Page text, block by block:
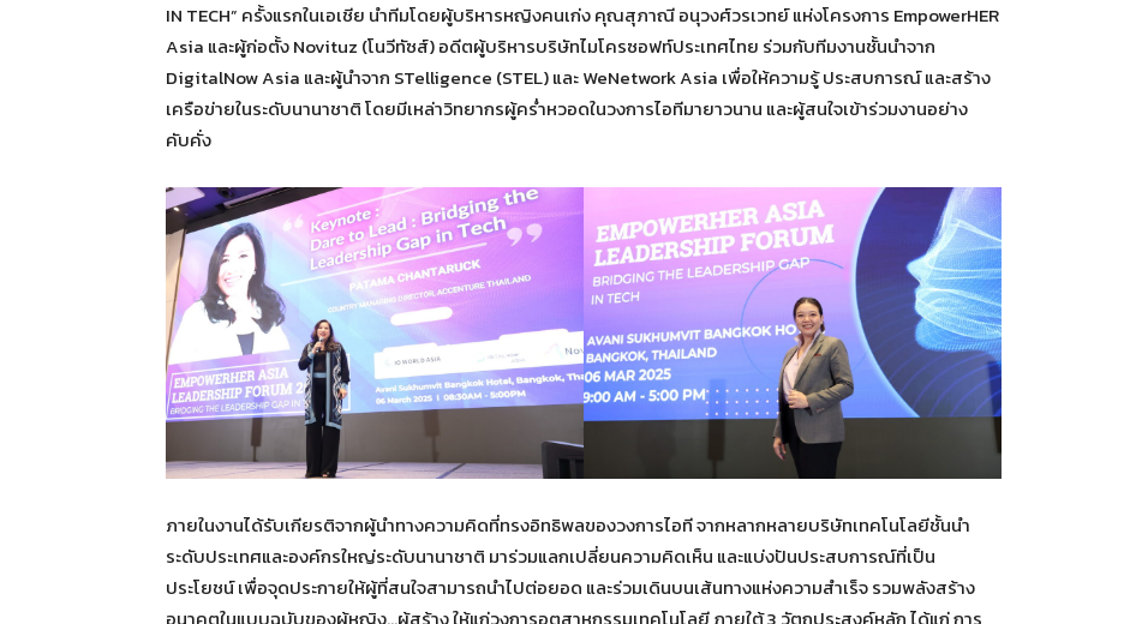
IN TECH” ครั้งแรกในเอเชีย นำทีมโดยผู้บริหารหญิงคนเก่ง คุณสุภาณี อนุวงศ์วรเวทย์ แห่งโครงการ EmpowerHER
Asia และผู้ก่อตั้ง Novituz (โนวีทัซส์) อดีตผู้บริหารบริษัทไมโครซอฟท์ประเทศไทย ร่วมกับทีมงานชั้นนำจาก
DigitalNow Asia และผู้นำจาก STelligence (STEL) และ WeNetwork Asia เพื่อให้ความรู้ ประสบการณ์ และสร้าง
เครือข่ายในระดับนานาชาติ โดยมีเหล่าวิทยากรผู้คร่ำหวอดในวงการไอทีมายาวนาน และผู้สนใจเข้าร่วมงานอย่าง
คับคั่ง
ภายในงานได้รับเกียรติจากผู้นำทางความคิดที่ทรงอิทธิพลของวงการไอที จากหลากหลายบริษัทเทคโนโลยีชั้นนำ
ระดับประเทศและองค์กรใหญ่ระดับนานาชาติ มาร่วมแลกเปลี่ยนความคิดเห็น และแบ่งปันประสบการณ์ที่เป็น
ประโยชน์ เพื่อจุดประกายให้ผู้ที่สนใจสามารถนำไปต่อยอด และร่วมเดินบนเส้นทางแห่งความสำเร็จ รวมพลังสร้าง